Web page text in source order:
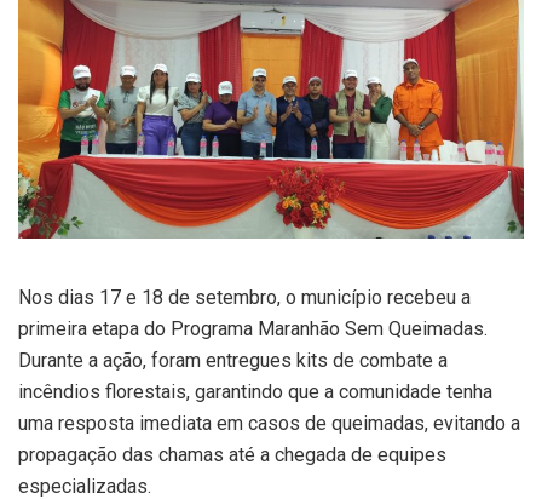
Nos dias 17 e 18 de setembro, o município recebeu a
primeira etapa do Programa Maranhão Sem Queimadas.
Durante a ação, foram entregues kits de combate a
incêndios florestais, garantindo que a comunidade tenha
uma resposta imediata em casos de queimadas, evitando a
propagação das chamas até a chegada de equipes
especializadas.